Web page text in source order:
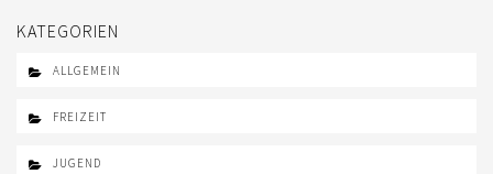
KATEGORIEN
ALLGEMEIN
FREIZEIT
JUGEND